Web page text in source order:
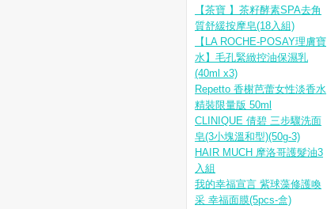
【茶寶 】茶籽酵素SPA去角
質舒緩按摩皂(18入組)
【LA ROCHE-POSAY理膚寶
水】毛孔緊緻控油保濕乳
(40ml x3)
Repetto 香榭芭蕾女性淡香水
精裝限量版 50ml
CLINIQUE 倩碧 三步驟洗面
皂(3小塊溫和型)(50g-3)
HAIR MUCH 摩洛哥護髮油3
入組
我的幸福宣言 紫球藻修護喚
采 幸福面膜(5pcs-盒)